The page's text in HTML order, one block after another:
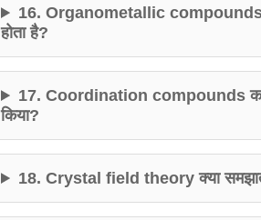
16. Organometallic compounds
होता है?
17. Coordination compounds का
किया?
18. Crystal field theory क्या